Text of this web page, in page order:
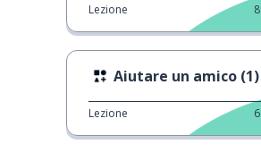
Lezione 8
Aiutare un amico (1)
Lezione 6